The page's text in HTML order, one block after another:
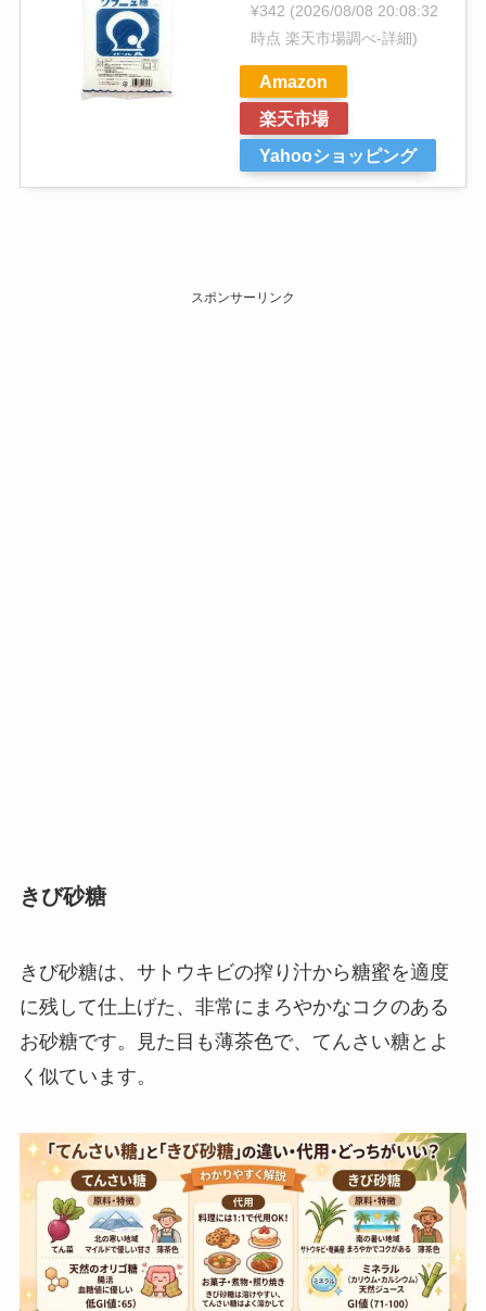
¥342 (2026/08/08 20:08:32
時点 楽天市場調べ-詳細)
Amazon
楽天市場
Yahooショッピング
スポンサーリンク
きび砂糖
きび砂糖は、サトウキビの搾り汁から糖蜜を適度
に残して仕上げた、非常にまろやかなコクのある
お砂糖です。見た目も薄茶色で、てんさい糖とよ
く似ています。